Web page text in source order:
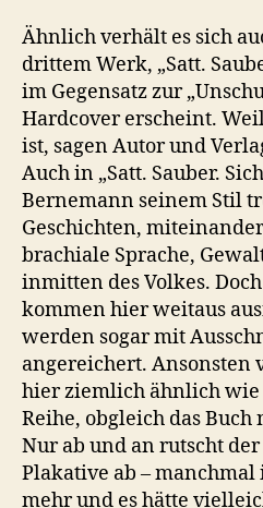
Ähnlich verhält es sich
drittem Werk, „Satt.
im Gegensatz zur
Hardcover erscheint.
ist, sagen Autor und
Auch in „Satt. Sauber.
Bernemann seinem Stil
Geschichten,
brachiale Sprache,
inmitten des Volkes.
kommen hier weitaus
werden sogar mit
angereichert. Ansonsten
hier ziemlich ähnlich wie
Reihe, obgleich das Buch
Nur ab und an rutscht
Plakative ab –
mehr und es hätte